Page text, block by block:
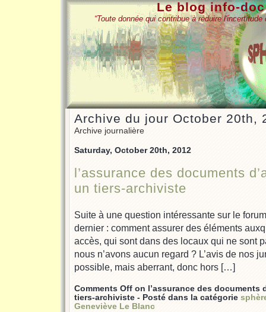
Le blog info-
“Toute donnée qui contribue à réduire
Archive du jour October 20th,
Archive journalière
Saturday, October 20th, 2012
l’assurance des documents
un tiers-archiviste
Suite à une question intéressante sur le
dernier : comment assurer des éléments
accès, qui sont dans des locaux qui ne sont
nous n’avons aucun regard ? L’avis de nos
possible, mais aberrant, donc hors […]
Comments Off on l’assurance des documents
tiers-archiviste - Posté dans la catégorie
Geneviève Le Blanc